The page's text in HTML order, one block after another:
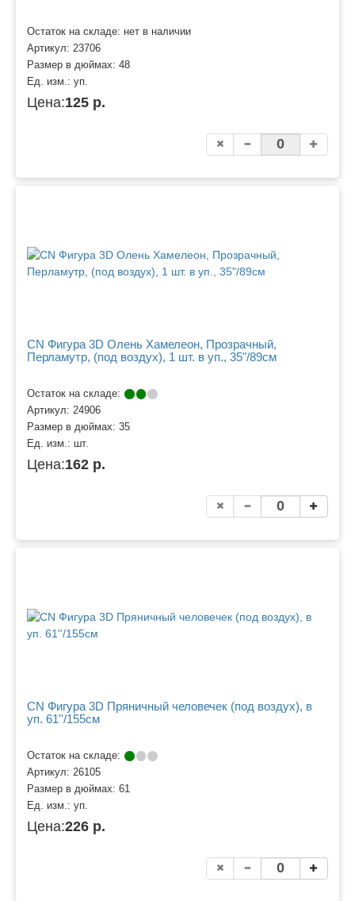
Остаток на складе: нет в наличии
Артикул: 23706
Размер в дюймах: 48
Ед. изм.: уп.
Цена:125 р.
CN Фигура 3D Олень Хамелеон, Прозрачный,
Перламутр, (под воздух), 1 шт. в уп., 35"/89см
Остаток на складе:
Артикул: 24906
Размер в дюймах: 35
Ед. изм.: шт.
Цена:162 р.
CN Фигура 3D Пряничный человечек (под воздух), в
уп. 61''/155см
Остаток на складе:
Артикул: 26105
Размер в дюймах: 61
Ед. изм.: уп.
Цена:226 р.